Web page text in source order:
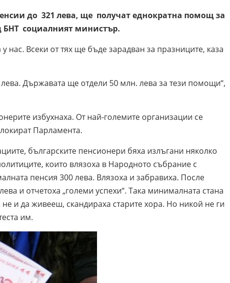
до 321 лева, ще получат еднократна помощ за
БНТ социалният министър.
нас. Всеки от тях ще бъде зарадван за празниците, каза
Държавата ще отдели 50 млн. лева за тези помощи“,
избухнаха. От най-големите организации се
Парламента.
българските пенсионери бяха излъгани няколко
които влязоха в Народното събрание с
пенсия 300 лева. Влязоха и забравиха. После
и отчетоха „големи успехи“. Така минималната стана
и да живееш, скандираха старите хора. Но никой не ги
им.